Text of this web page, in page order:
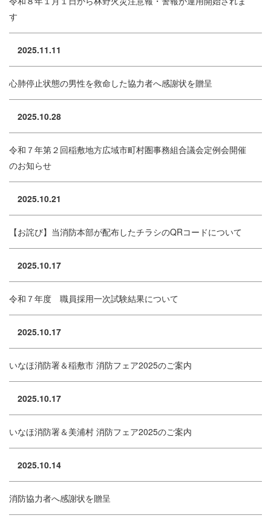
す
2025.11.11
心肺停止状態の男性を救命した協力者へ感謝状を贈呈
2025.10.28
令和７年第２回稲敷地方広域市町村圏事務組合議会定例会開催
のお知らせ
2025.10.21
【お詫び】当消防本部が配布したチラシのQRコードについて
2025.10.17
令和７年度 職員採用一次試験結果について
2025.10.17
いなほ消防署＆稲敷市 消防フェア2025のご案内
2025.10.17
いなほ消防署＆美浦村 消防フェア2025のご案内
2025.10.14
消防協力者へ感謝状を贈呈